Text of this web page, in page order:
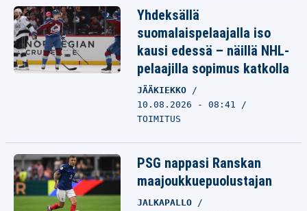
Yhdeksällä
suomalaispelaajalla iso
kausi edessä – näillä NHL-
pelaajilla sopimus katkolla
JÄÄKIEKKO
10.08.2026 - 08:41
TOIMITUS
PSG nappasi Ranskan
maajoukkuepuolustajan
JALKAPALLO